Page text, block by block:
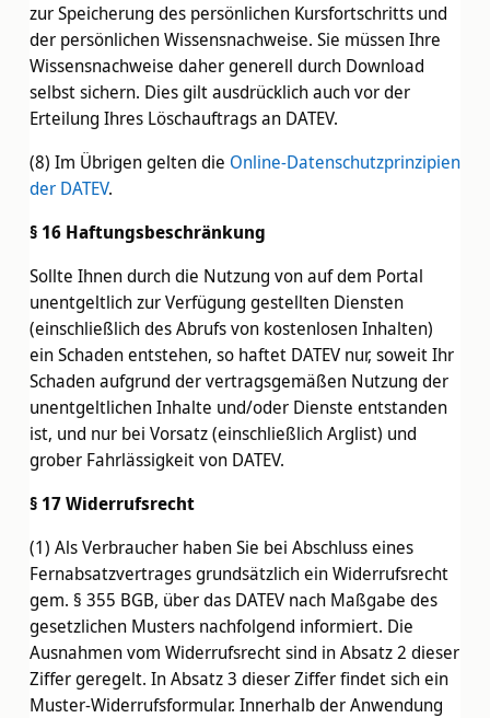
zur Speicherung des persönlichen Kursfortschritts und
der persönlichen Wissensnachweise. Sie müssen Ihre
Wissensnachweise daher generell durch Download
selbst sichern. Dies gilt ausdrücklich auch vor der
Erteilung Ihres Löschauftrags an DATEV.
(8) Im Übrigen gelten die Online-Datenschutzprinzipien
der DATEV.
§ 16 Haftungsbeschränkung
Sollte Ihnen durch die Nutzung von auf dem Portal
unentgeltlich zur Verfügung gestellten Diensten
(einschließlich des Abrufs von kostenlosen Inhalten)
ein Schaden entstehen, so haftet DATEV nur, soweit Ihr
Schaden aufgrund der vertragsgemäßen Nutzung der
unentgeltlichen Inhalte und/oder Dienste entstanden
ist, und nur bei Vorsatz (einschließlich Arglist) und
grober Fahrlässigkeit von DATEV.
§ 17 Widerrufsrecht
(1) Als Verbraucher haben Sie bei Abschluss eines
Fernabsatzvertrages grundsätzlich ein Widerrufsrecht
gem. § 355 BGB, über das DATEV nach Maßgabe des
gesetzlichen Musters nachfolgend informiert. Die
Ausnahmen vom Widerrufsrecht sind in Absatz 2 dieser
Ziffer geregelt. In Absatz 3 dieser Ziffer findet sich ein
Muster-Widerrufsformular. Innerhalb der Anwendung